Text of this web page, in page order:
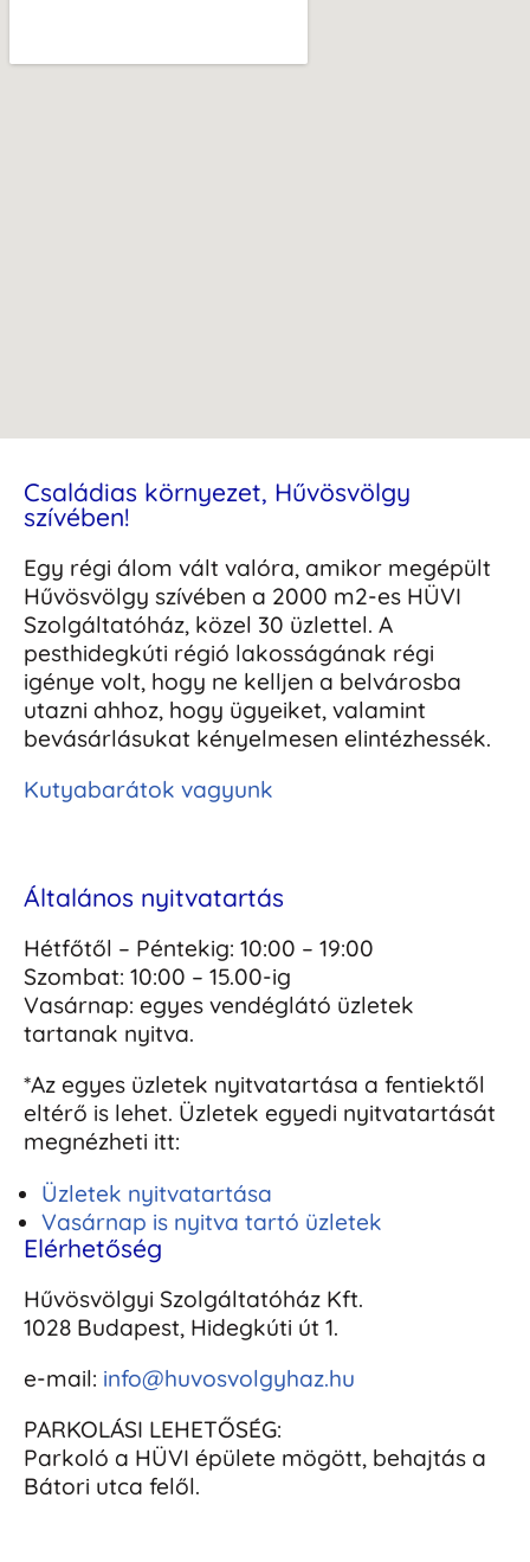
Családias környezet, Hűvösvölgy
szívében!
Egy régi álom vált valóra, amikor megépült
Hűvösvölgy szívében a 2000 m2-es HÜVI
Szolgáltatóház, közel 30 üzlettel. A
pesthidegkúti régió lakosságának régi
igénye volt, hogy ne kelljen a belvárosba
utazni ahhoz, hogy ügyeiket, valamint
bevásárlásukat kényelmesen elintézhessék.
Kutyabarátok vagyunk
Általános nyitvatartás
Hétfőtől – Péntekig: 10:00 – 19:00
Szombat: 10:00 – 15.00-ig
Vasárnap: egyes vendéglátó üzletek
tartanak nyitva.
*Az egyes üzletek nyitvatartása a fentiektől
eltérő is lehet. Üzletek egyedi nyitvatartását
megnézheti itt:
Üzletek nyitvatartása
Vasárnap is nyitva tartó üzletek
Elérhetőség
Hűvösvölgyi Szolgáltatóház Kft.
1028 Budapest, Hidegkúti út 1.
e-mail: info@huvosvolgyhaz.hu
PARKOLÁSI LEHETŐSÉG:
Parkoló a HÜVI épülete mögött, behajtás a
Bátori utca felől.